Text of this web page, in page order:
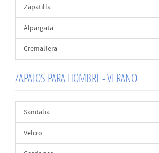
Zapatilla
Alpargata
Cremallera
ZAPATOS PARA HOMBRE - VERANO
Sandalia
Velcro